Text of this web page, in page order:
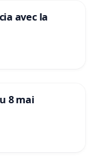
avec la
8 mai